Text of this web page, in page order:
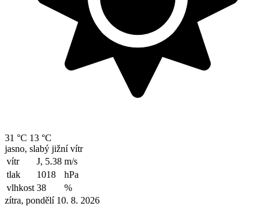
31 °C 13 °C
jasno, slabý jižní vítr
vítr
J, 5.38 m/s
tlak
1018
hPa
vlhkost 38
%
zítra, pondělí 10. 8. 2026